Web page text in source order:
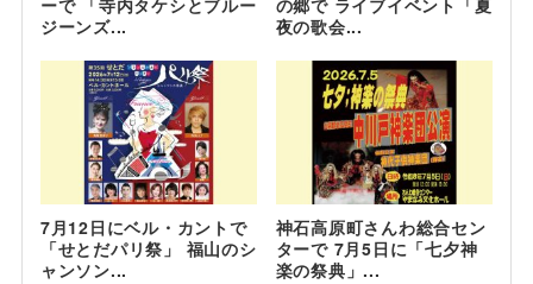
ジーンズ...
夜の歌会...
7月12日にベル・カントで
「せとだパリ祭」 福山のシ
ャンソン...
神石高原町さんわ総合セン
ターで 7月5日に「七夕神
楽の祭典」...